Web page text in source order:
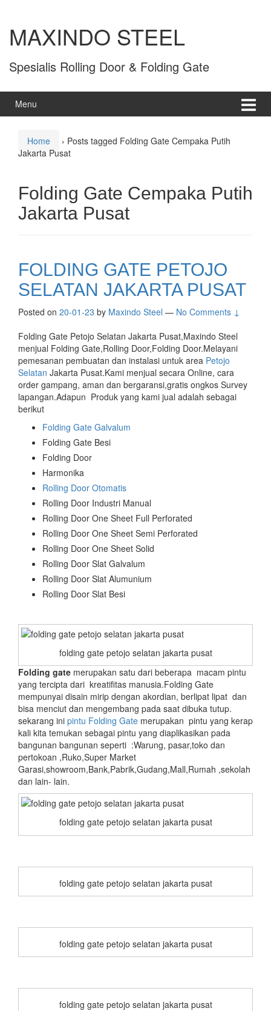
MAXINDO STEEL
Spesialis Rolling Door & Folding Gate
Menu
Home › Posts tagged Folding Gate Cempaka Putih
Jakarta Pusat
Folding Gate Cempaka Putih
Jakarta Pusat
FOLDING GATE PETOJO
SELATAN JAKARTA PUSAT
Posted on 20-01-23 by Maxindo Steel — No Comments ↓
Folding Gate Petojo Selatan Jakarta Pusat,Maxindo Steel
menjual Folding Gate,Rolling Door,Folding Door.Melayani
pemesanan pembuatan dan instalasi untuk area Petojo
Selatan Jakarta Pusat.Kami menjual secara Online, cara
order gampang, aman dan bergaransi,gratis ongkos Survey
lapangan.Adapun Produk yang kami jual adalah sebagai
berikut
Folding Gate Galvalum
Folding Gate Besi
Folding Door
Harmonika
Rolling Door Otomatis
Rolling Door Industri Manual
Rolling Door One Sheet Full Perforated
Rolling Door One Sheet Semi Perforated
Rolling Door One Sheet Solid
Rolling Door Slat Galvalum
Rolling Door Slat Alumunium
Rolling Door Slat Besi
folding gate petojo selatan jakarta pusat
Folding gate merupakan satu dari beberapa macam pintu
yang tercipta dari kreatifitas manusia.Folding Gate
mempunyai disain mirip dengan akordian, berlipat lipat dan
bisa menciut dan mengembang pada saat dibuka tutup.
sekarang ini pintu Folding Gate merupakan pintu yang kerap
kali kita temukan sebagai pintu yang diaplikasikan pada
bangunan bangunan seperti :Warung, pasar,toko dan
pertokoan ,Ruko,Super Market
Garasi,showroom,Bank,Pabrik,Gudang,Mall,Rumah ,sekolah
dan lain- lain.
folding gate petojo selatan jakarta pusat
folding gate petojo selatan jakarta pusat
folding gate petojo selatan jakarta pusat
folding gate petojo selatan jakarta pusat